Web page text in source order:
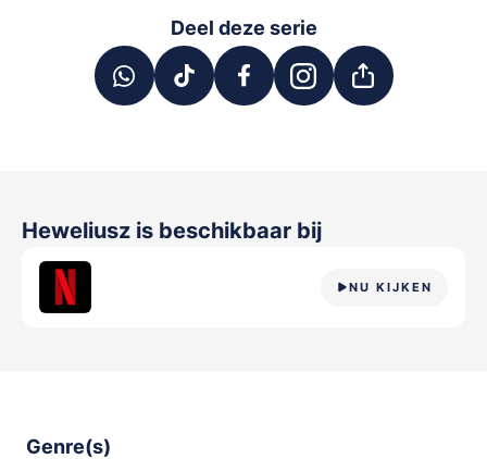
Deel deze serie
Heweliusz is beschikbaar bij
NU KIJKEN
Genre(s)